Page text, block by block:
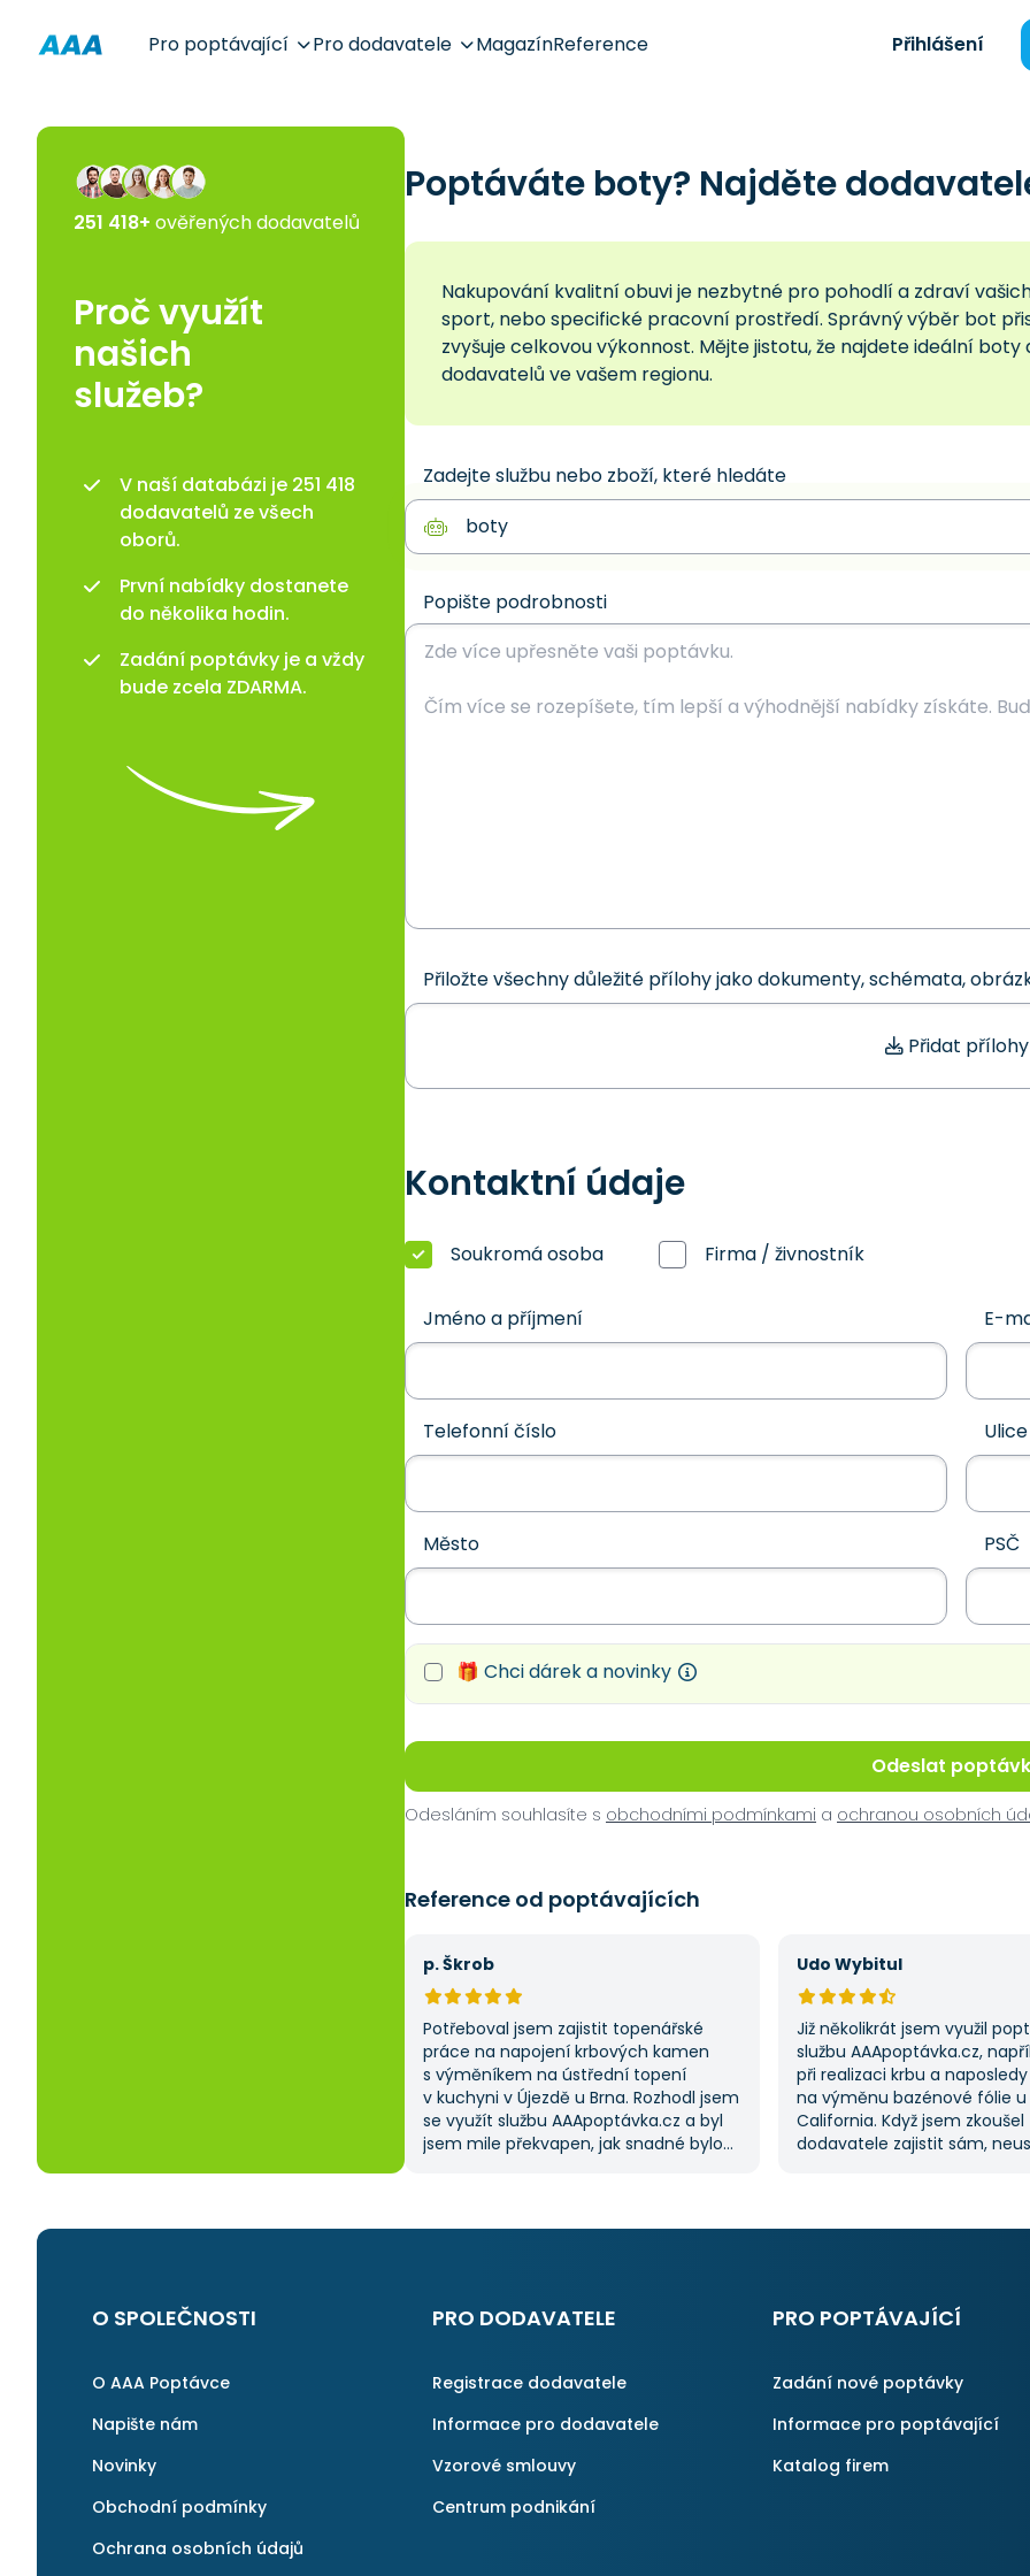
Pro poptávající Pro dodavatele MagazínReference Přihlášení
Poptáváte boty? Najděte
Nakupování kvalitní obuvi je nezbytné pro pohodlí a zdraví
sport, nebo specifické pracovní prostředí. Správný výběr bot
zvyšuje celkovou výkonnost. Mějte jistotu, že najdete ideální
dodavatelů ve vašem regionu.
Zadejte službu nebo zboží, které hledáte
Popište podrobnosti
Přiložte všechny důležité přílohy jako dokumenty, schémata,
Přidat přílohy
Kontaktní údaje
Soukromá osoba Firma / živnostník
Jméno a příjmení E-
Telefonní číslo Ulice
Město PSČ
🎁 Chci dárek a novinky
Odeslat
Odesláním souhlasíte s obchodními podmínkami a ochranou osobních
Reference od poptávajících
p. Škrob
Potřeboval jsem zajistit topenářské
práce na napojení krbových kamen
s výměníkem na ústřední topení
v kuchyni v Újezdě u Brna. Rozhodl jsem
se využít službu AAApoptávka.cz a byl
jsem mile překvapen, jak snadné bylo
moje očekávání a určitě se
Udo Wybitul
Již několikrát jsem využil
službu AAApoptávka.cz,
při realizaci krbu a naposledy
na výměnu bazénové fólie
California. Když jsem zkoušel
dodavatele zajistit sám,
S poskytnutými službami
251 418+ ověřených dodavatelů
Proč využít
našich
služeb?
V naší databázi je 251 418
dodavatelů ze všech
oborů.
První nabídky dostanete
do několika hodin.
Zadání poptávky je a vždy
bude zcela ZDARMA.
O SPOLEČNOSTI
O AAA Poptávce
Napište nám
Novinky
Obchodní podmínky
Ochrana osobních údajů
PRO DODAVATELE
Registrace dodavatele
Informace pro dodavatele
Vzorové smlouvy
Centrum podnikání
PRO POPTÁVAJÍCÍ
Zadání nové poptávky
Informace pro poptávající
Katalog firem